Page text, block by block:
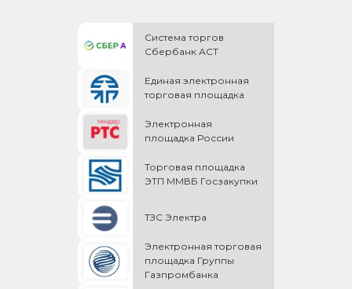
Система торгов
Сбербанк АСТ
Единая электронная
торговая площадка
Электронная
площадка России
Торговая площадка
ЭТП ММВБ Госзакупки
ТЗС Электра
Электронная торговая
площадка Группы
Газпромбанка